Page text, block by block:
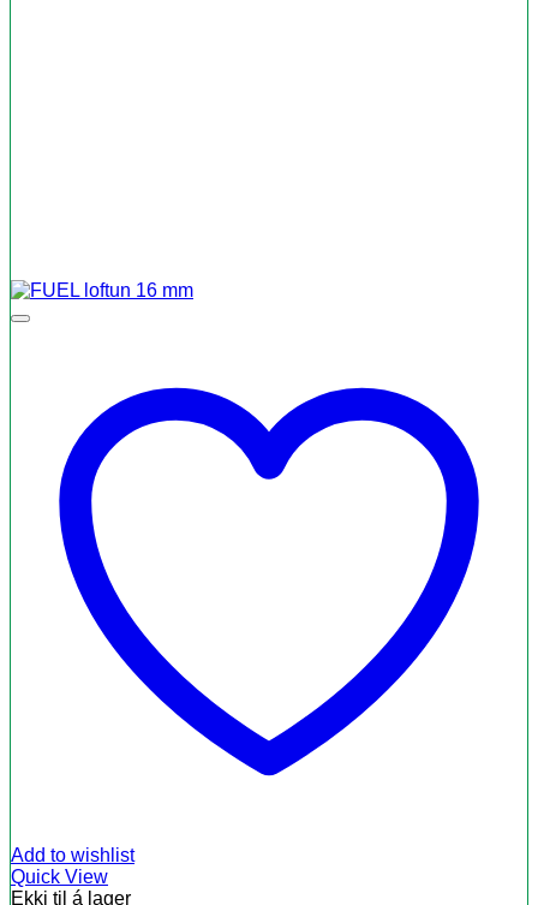
Add to wishlist
Quick View
Ekki til á lager